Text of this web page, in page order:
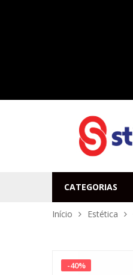
CATEGORIAS
Início Estética
-40%